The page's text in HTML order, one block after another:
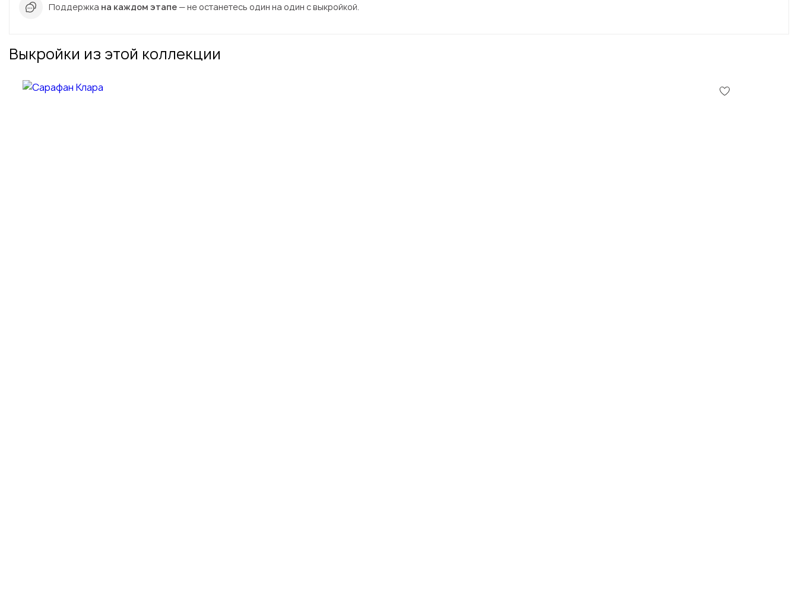
Поддержка на каждом этапе — не останетесь один на один с выкройкой.
Выкройки из этой коллекции